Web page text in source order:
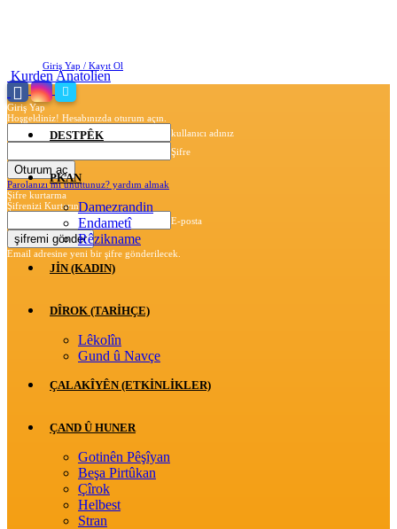
Giriş Yap / Kayıt Ol
Giriş Yap
Hoşgeldiniz! Hesabınızda oturum açın.
kullanıcı adınız
Şifre
Parolanızı mı unuttunuz? yardım almak
Şifre kurtarma
Şifrenizi Kurtarın
E-posta
Email adresine yeni bir şifre gönderilecek.
Kurden Anatolien
DESTPÊK
PKAN
Damezrandin
Endametî
Rêzikname
JİN (KADIN)
DÎROK (TARİHÇE)
Lêkolîn
Gund û Navçe
ÇALAKÎYÊN (ETKINLIKLER)
ÇAND Û HUNER
Gotinên Pêşîyan
Beşa Pirtûkan
Çîrok
Helbest
Stran